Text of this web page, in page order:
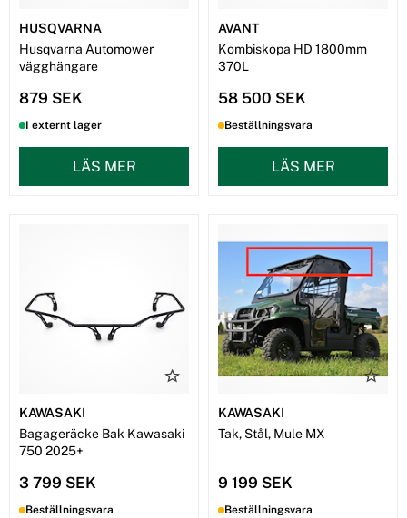
HUSQVARNA
Husqvarna Automower
vägghängare
879 SEK
I externt lager
LÄS MER
AVANT
Kombiskopa HD 1800mm
370L
58 500 SEK
Beställningsvara
LÄS MER
KAWASAKI
Bagageräcke Bak Kawasaki
750 2025+
3 799 SEK
Beställningsvara
KAWASAKI
Tak, Stål, Mule MX
9 199 SEK
Beställningsvara